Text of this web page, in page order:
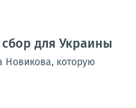
для Украины
Новикова, которую